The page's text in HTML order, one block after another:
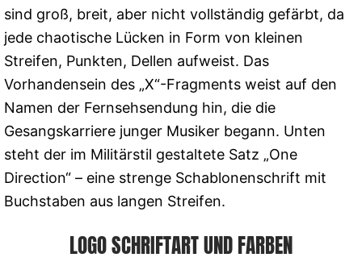
sind groß, breit, aber nicht vollständig gefärbt, da
jede chaotische Lücken in Form von kleinen
Streifen, Punkten, Dellen aufweist. Das
Vorhandensein des „X“-Fragments weist auf den
Namen der Fernsehsendung hin, die die
Gesangskarriere junger Musiker begann. Unten
steht der im Militärstil gestaltete Satz „One
Direction“ – eine strenge Schablonenschrift mit
Buchstaben aus langen Streifen.
LOGO SCHRIFTART UND FARBEN